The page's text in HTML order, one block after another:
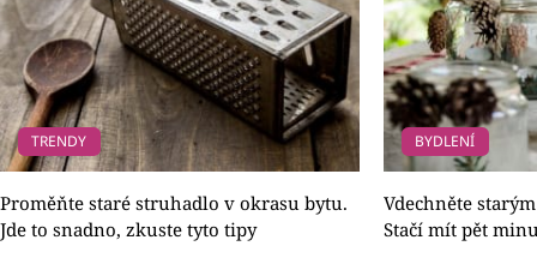
TRENDY
Proměňte staré struhadlo v okrasu bytu.
Jde to snadno, zkuste tyto tipy
BYDLENÍ
Vdechněte
Stačí mít pět